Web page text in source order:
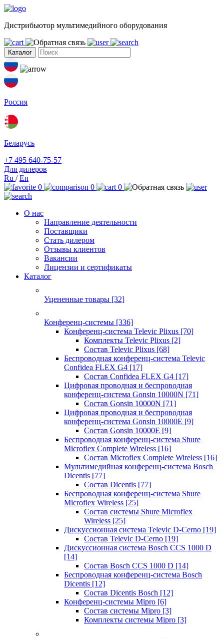
Дистрибьютор мультимедийного оборудования
Каталог
Россия
Беларусь
+7 495 640-75-57
Для дилеров
Ru /En
0
0 0
О нас
Направление деятельности
Поставщики
Стать дилером
Отзывы клиентов
Вакансии
Лицензии и сертификаты
Каталог
Уцененные товары [32]
Конференц-системы [336]
Конференц-система Televic Plixus [70]
Комплекты Televic Plixus [2]
Состав Televic Plixus [68]
Беспроводная конференц-система Televic
Confidea FLEX G4 [17]
Состав Confidea FLEX G4 [17]
Цифровая проводная и беспроводная
конференц-система Gonsin 10000N [71]
Состав Gonsin 10000N [71]
Цифровая проводная и беспроводная
конференц-система Gonsin 10000E [9]
Состав Gonsin 10000E [9]
Беспроводная конференц-система Shure
Microflex Complete Wireless [16]
Состав Microflex Complete Wireless [16]
Мультимедийная конференц-система Bosch
Dicentis [77]
Состав Dicentis [77]
Беспроводная конференц-система Shure
Microflex Wireless [25]
Состав системы Shure Microflex
Wireless [25]
Дискуссионная система Televic D-Cerno [19]
Состав Televic D-Cerno [19]
Дискуссионная система Bosch CCS 1000 D
[14]
Состав Bosch CCS 1000 D [14]
Беспроводная конференц-система Bosch
Dicentis [12]
Состав Dicentis Bosch [12]
Конференц-системы Mipro [6]
Состав системы Mipro [3]
Комплекты системы Mipro [3]